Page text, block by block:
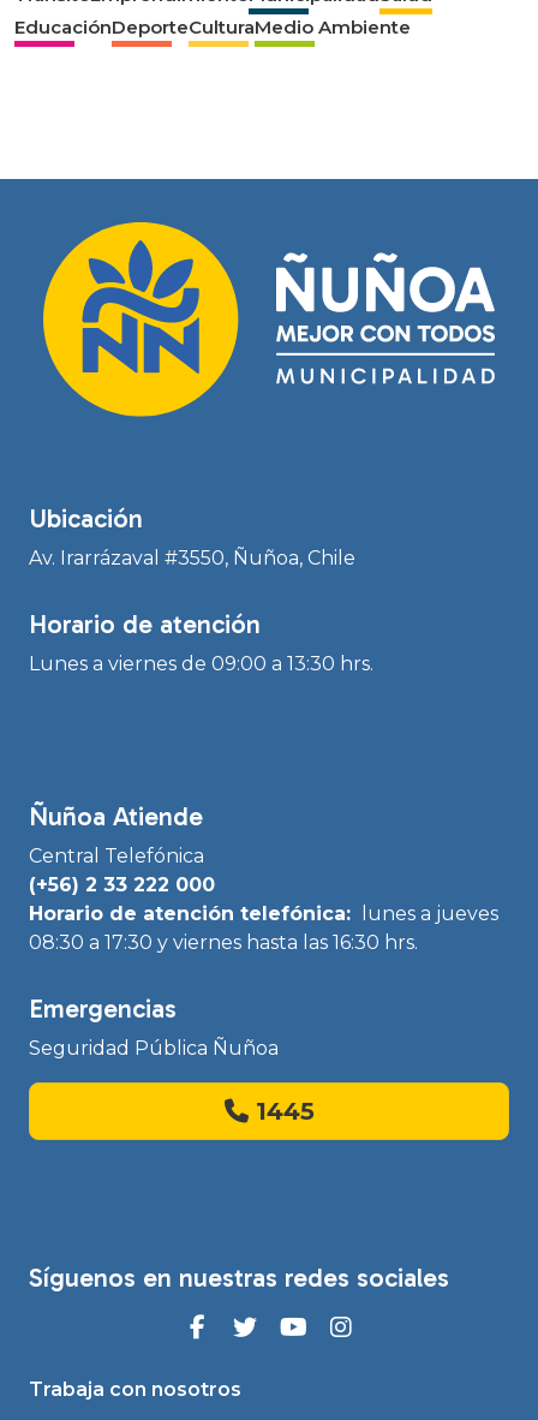
EducaciónDeporteCulturaMedio Ambiente
Ubicación
Av. Irarrázaval #3550, Ñuñoa, Chile
Horario de atención
Lunes a viernes de 09:00 a 13:30 hrs.
Ñuñoa Atiende
Central Telefónica
(+56) 2 33 222 000
Horario de atención telefónica:
lunes a jueves
08:30 a 17:30 y viernes hasta las 16:30 hrs.
Emergencias
Seguridad Pública Ñuñoa
1445
Síguenos en nuestras redes sociales
Trabaja con nosotros